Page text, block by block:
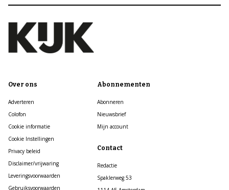
Over ons
Adverteren
Colofon
Cookie informatie
Cookie Instellingen
Privacy beleid
Disclaimer/vrijwaring
Leveringsvoorwaarden
Gebruiksvoorwaarden
Abonnementen
Abonneren
Nieuwsbrief
Mijn account
Contact
Redactie
Spaklerweg 53